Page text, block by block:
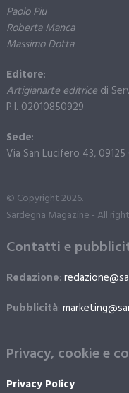
Paolo Piu
Roberta Manca
Massimo Dotta
Editore:
Artigianarte editricedi
P.I. 02010850929
Sede:
Via San Lucifero 43, 09125
© Copyright 2026.
Sardegna Magazine - All
Contatti e
Redazione:
Pubblicità:
Privacy, cookie e
Privacy Policy